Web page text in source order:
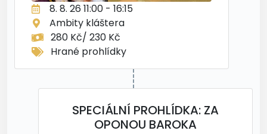
8. 8. 26 11:00 - 16:15
Ambity kláštera
280 Kč/ 230 Kč
Hrané prohlídky
SPECIÁLNÍ PROHLÍDKA: ZA
OPONOU BAROKA